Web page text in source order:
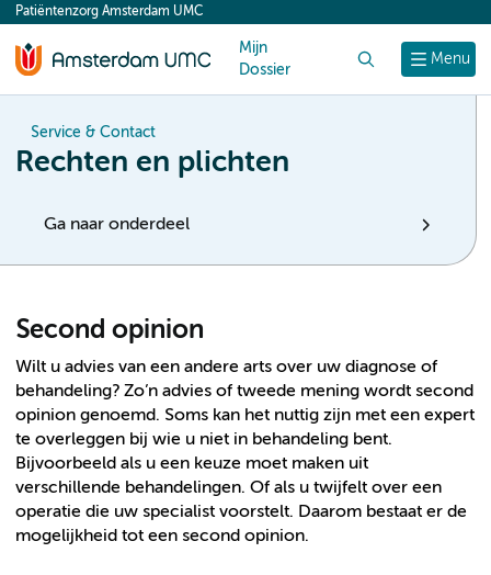
content
Menu
Patiëntenzorg Amsterdam UMC
Mijn
Dossier
Service & Contact
Rechten en plichten
Ga naar onderdeel
Second opinion
Wilt u advies van een andere arts over uw diagnose of
behandeling? Zo’n advies of tweede mening wordt second
opinion genoemd. Soms kan het nuttig zijn met een expert
te overleggen bij wie u niet in behandeling bent.
Bijvoorbeeld als u een keuze moet maken uit
verschillende behandelingen. Of als u twijfelt over een
operatie die uw specialist voorstelt. Daarom bestaat er de
mogelijkheid tot een second opinion.